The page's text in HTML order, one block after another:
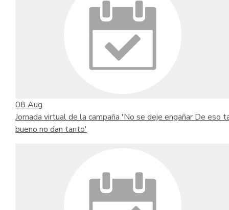
08 Aug
Jornada virtual de la campaña 'No se deje engañar De eso
bueno no dan tanto'